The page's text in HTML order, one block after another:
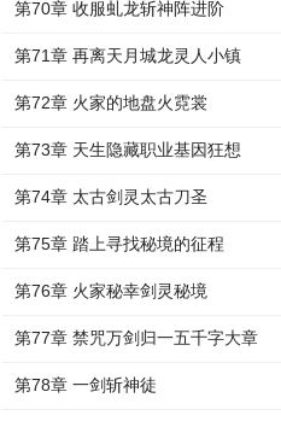
第70章 收服虬龙斩神阵进阶
第71章 再离天月城龙灵人小镇
第72章 火家的地盘火霓裳
第73章 天生隐藏职业基因狂想
第74章 太古剑灵太古刀圣
第75章 踏上寻找秘境的征程
第76章 火家秘幸剑灵秘境
第77章 禁咒万剑归一五千字大章
第78章 一剑斩神徒